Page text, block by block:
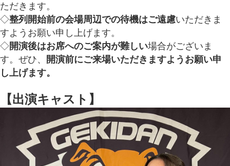
ただきます。
◇整列開始前の会場周辺での待機はご遠慮いただきま
すようお願い申し上げます。
◇開演後はお席へのご案内が難しい場合がございま
す。ぜひ、
開演前にご来場いただきますようお願い申
し上げます。
【出演キャスト】